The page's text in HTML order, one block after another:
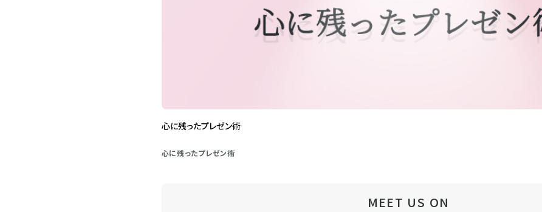
心に残ったプレゼン術
心に残ったプレゼン術
MEET US ON